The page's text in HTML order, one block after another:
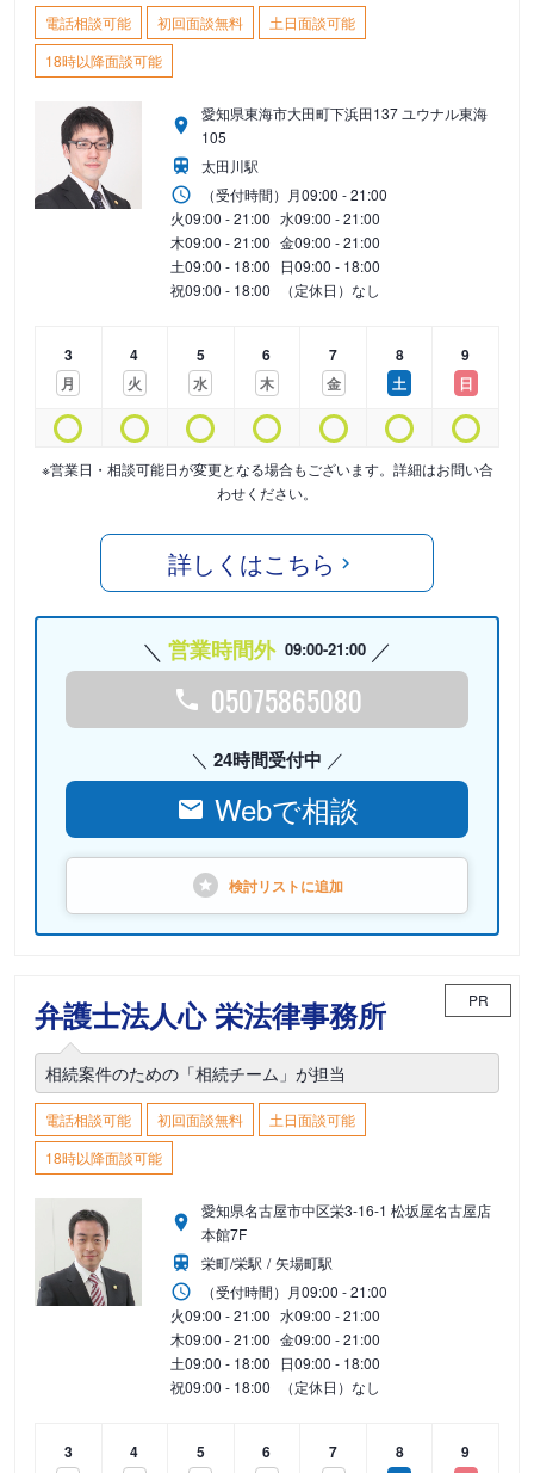
電話相談可能 初回面談無料
土日面談可能
18時以降面談可能
愛知県東海市大田町下浜田137 ユウナル東海
105
太田川駅
（受付時間） 月09:00 - 21:00
火09:00 - 21:00 水09:00 - 21:00
木09:00 - 21:00 金09:00 - 21:00
土09:00 - 18:00 日09:00 - 18:00
祝09:00 - 18:00 （定休日）なし
3
月
4
火
5
水
6
木
7
金
8
土
9
日
※営業日・相談可能日が変更となる場合もございます。詳細はお問い合
わせください。
詳しくはこちら
営業時間外 09:00-21:00
05075865080
24時間受付中
Webで相談
検討リストに追加
弁護士法人心 栄法律事務所 PR
相続案件のための「相続チーム」が担当
電話相談可能 初回面談無料
土日面談可能
18時以降面談可能
愛知県名古屋市中区栄3-16-1 松坂屋名古屋店
本館7F
栄町/栄駅
矢場町駅
（受付時間） 月09:00 - 21:00
火09:00 - 21:00 水09:00 - 21:00
木09:00 - 21:00 金09:00 - 21:00
土09:00 - 18:00 日09:00 - 18:00
祝09:00 - 18:00 （定休日）なし
3
4
5
6
7
8
9